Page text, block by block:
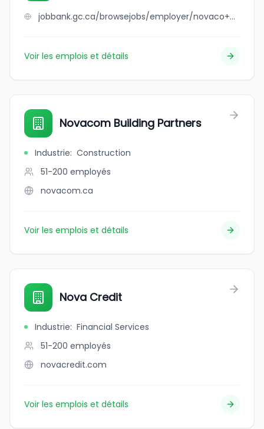
jobbank.gc.ca/browsejobs/employer/novaco+construction+inc./ca
Voir les emplois et détails
Novacom Building Partners
Industrie: Construction
51-200 employés
novacom.ca
Voir les emplois et détails
Nova Credit
Industrie: Financial Services
51-200 employés
novacredit.com
Voir les emplois et détails